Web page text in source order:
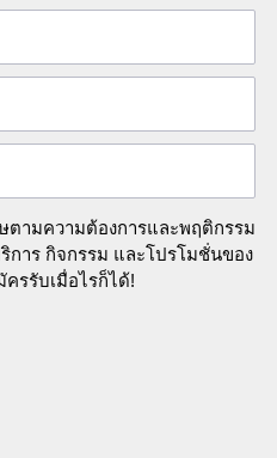
ตามความต้องการและพฤติกรรม
าร กิจกรรม และโปรโมชั่นของ
ครรับเมื่อไรก็ได้!